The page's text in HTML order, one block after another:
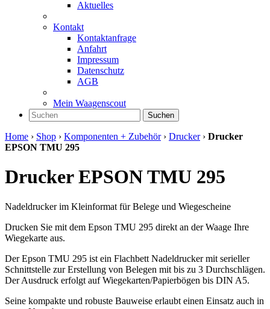
Aktuelles
Kontakt
Kontaktanfrage
Anfahrt
Impressum
Datenschutz
AGB
Mein Waagenscout
Suchen
Home › Shop › Komponenten + Zubehör› Drucker› Drucker
EPSON TMU 295
Drucker EPSON TMU 295
Nadeldrucker im Kleinformat für Belege und Wiegescheine
Drucken Sie mit dem Epson TMU 295 direkt an der Waage Ihre
Wiegekarte aus.
Der Epson TMU 295 ist ein Flachbett Nadeldrucker mit serieller
Schnittstelle zur Erstellung von Belegen mit bis zu 3 Durchschlägen.
Der Ausdruck erfolgt auf Wiegekarten/Papierbögen bis DIN A5.
Seine kompakte und robuste Bauweise erlaubt einen Einsatz auch in